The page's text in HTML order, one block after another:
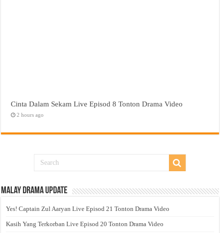
Cinta Dalam Sekam Live Episod 8 Tonton Drama Video
2 hours ago
Malay Drama Update
Yes! Captain Zul Aaryan Live Episod 21 Tonton Drama Video
Kasih Yang Terkorban Live Episod 20 Tonton Drama Video